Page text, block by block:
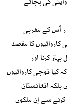
کی بجائے
اُس کے مغربی
کاروائیوں کا مقصد
کرنا اور
کیا فوجی کاروائیوں
افغانستان
کرنے سے اِن ملکوں